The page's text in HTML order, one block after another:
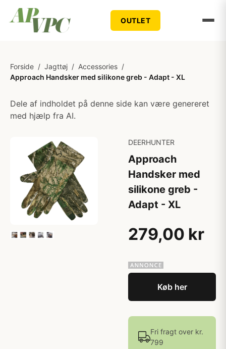
OUTLET
Forside / Jagttøj / Accessories /
Approach Handsker med silikone greb - Adapt - XL
Dele af indholdet på denne side kan være genereret
med hjælp fra AI.
DEERHUNTER
Approach
Handsker med
silikone greb -
Adapt - XL
279,00 kr
Køb her
Fri fragt over kr.
799